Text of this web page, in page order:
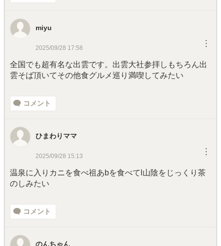
miyu
2025/09/28 17:58 ︙
全国でも超有名な出雲です。出雲大社参拝しもちろん出
雲そば頂いてその他食グルメ巡り満喫してみたい
コメント
ひまわりママ
2025/09/28 15:13 ︙
温泉に入りカニを食べ祖あbを食べてl山陰をじっくり茶
のしみたい
コメント
のんちゃん